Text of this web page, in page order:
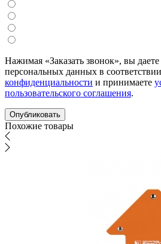
Нажимая «Заказать звонок», вы даете
персональных данных в
конфиденциальности и принимаете
пользовательского соглашения.
Похожие товары